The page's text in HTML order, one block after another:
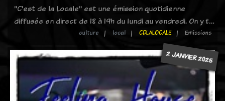
"C'est de la Locale" est une émission quotidienne
diffusée en direct de 18 à 19h du lundi au vendredi. On y t…
culture local CDLALOCALE Emissions
2 JANVIER 2025